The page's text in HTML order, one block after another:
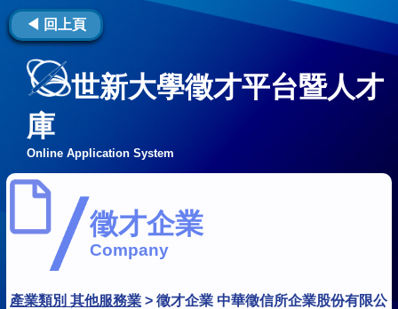
◀ 回上頁
世新大學徵才平台暨人才
庫
Online Application System
徵才企業
Company
產業類別 其他服務業 >徵才企業 中華徵信所企業股份有限公